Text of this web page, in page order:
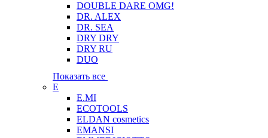
DOUBLE DARE OMG!
DR. ALEX
DR. SEA
DRY DRY
DRY RU
DUO
Показать все
E
E.MI
ECOTOOLS
ELDAN cosmetics
EMANSI